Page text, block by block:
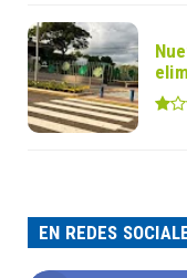
EN REDES